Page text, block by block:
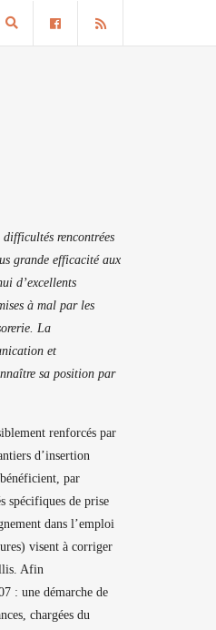
rencontrées
grande efficacité aux
d’excellents
à mal par les
La
et
sa position par
renforcés par
d’insertion
par
spécifiques de prise
dans l’emploi
visent à corriger
Afin
: une démarche de
chargées du